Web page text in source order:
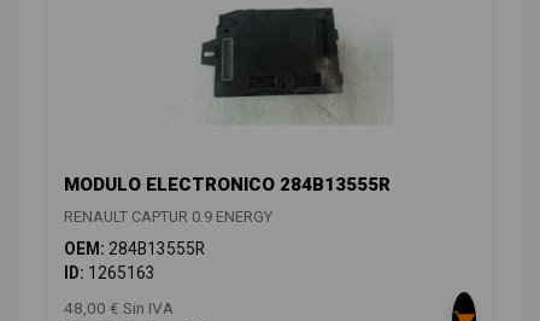
MODULO ELECTRONICO 284B13555R
RENAULT CAPTUR 0.9 ENERGY
OEM: 284B13555R
ID: 1265163
48,00 € Sin IVA